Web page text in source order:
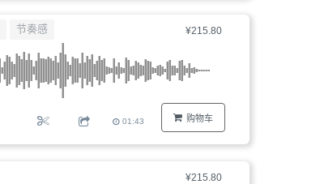
¥215.80
购物车
节奏感
01:43
¥215.80